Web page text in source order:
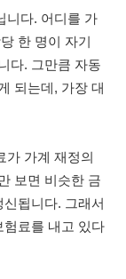
니다. 어디를 가
한 명이 자기
다. 그만큼 자동
되는데, 가장 대
가 가계 재정의
보면 비슷한 금
됩니다. 그래서
험료를 내고 있다